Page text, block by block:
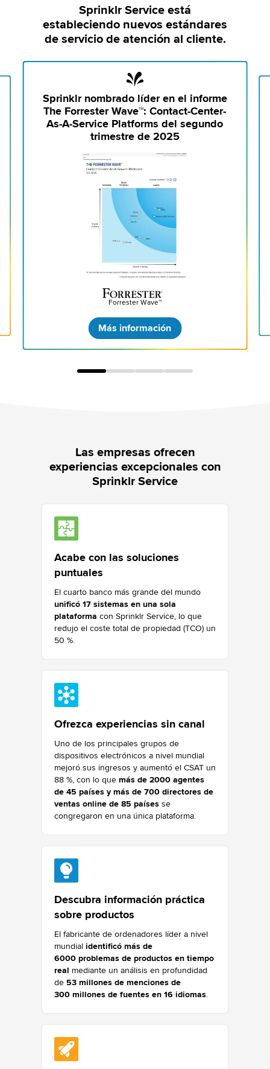
Sprinklr Service está
estableciendo nuevos estándares
de servicio de atención al cliente.
Sprinklr nombrado líder en el informe
The Forrester Wave™: Contact-Center-
As-A-Service Platforms del segundo
trimestre de 2025
Forrester Wave™
Más información
Las empresas ofrecen
experiencias excepcionales con
Sprinklr Service
Acabe con las soluciones
puntuales
El cuarto banco más grande del mundo
unificó 17 sistemas en una sola
plataforma con Sprinklr Service, lo que
redujo el coste total de propiedad (TCO) un
50 %.
Ofrezca experiencias sin canal
Uno de los principales grupos de
dispositivos electrónicos a nivel mundial
mejoró sus ingresos y aumentó el CSAT un
88 %, con lo que más de 2000 agentes
de 45 países y más de 700 directores de
ventas online de 85 países se
congregaron en una única plataforma.
Descubra información práctica
sobre productos
El fabricante de ordenadores líder a nivel
mundial identificó más de
6000 problemas de productos en tiempo
real mediante un análisis en profundidad
de 53 millones de menciones de
300 millones de fuentes en 16 idiomas.